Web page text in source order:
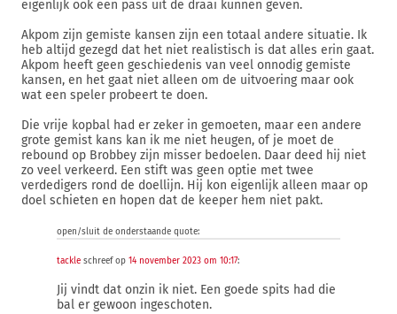
eigenlijk ook een pass uit de draai kunnen geven.
Akpom zijn gemiste kansen zijn een totaal andere situatie. Ik
heb altijd gezegd dat het niet realistisch is dat alles erin gaat.
Akpom heeft geen geschiedenis van veel onnodig gemiste
kansen, en het gaat niet alleen om de uitvoering maar ook
wat een speler probeert te doen.
Die vrije kopbal had er zeker in gemoeten, maar een andere
grote gemist kans kan ik me niet heugen, of je moet de
rebound op Brobbey zijn misser bedoelen. Daar deed hij niet
zo veel verkeerd. Een stift was geen optie met twee
verdedigers rond de doellijn. Hij kon eigenlijk alleen maar op
doel schieten en hopen dat de keeper hem niet pakt.
open/sluit de onderstaande quote:
tackle schreef op 14 november 2023 om 10:17:
Jij vindt dat onzin ik niet. Een goede spits had die
bal er gewoon ingeschoten.